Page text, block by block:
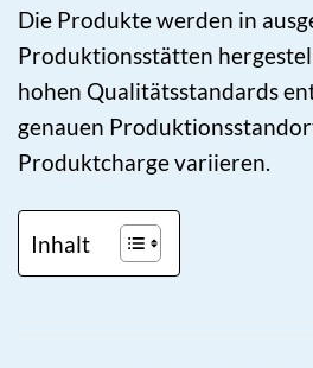
Die Produkte werden in
Produktionsstätten
hohen Qualitätsstandards
genauen
Produktcharge variieren.
Inhalt